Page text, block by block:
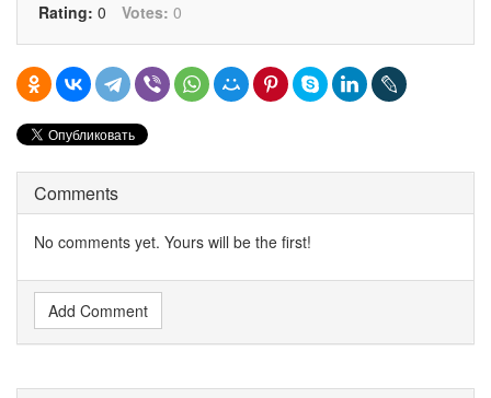
Rating: 0 Votes: 0
Comments
No comments yet. Yours will be the first!
Add Comment